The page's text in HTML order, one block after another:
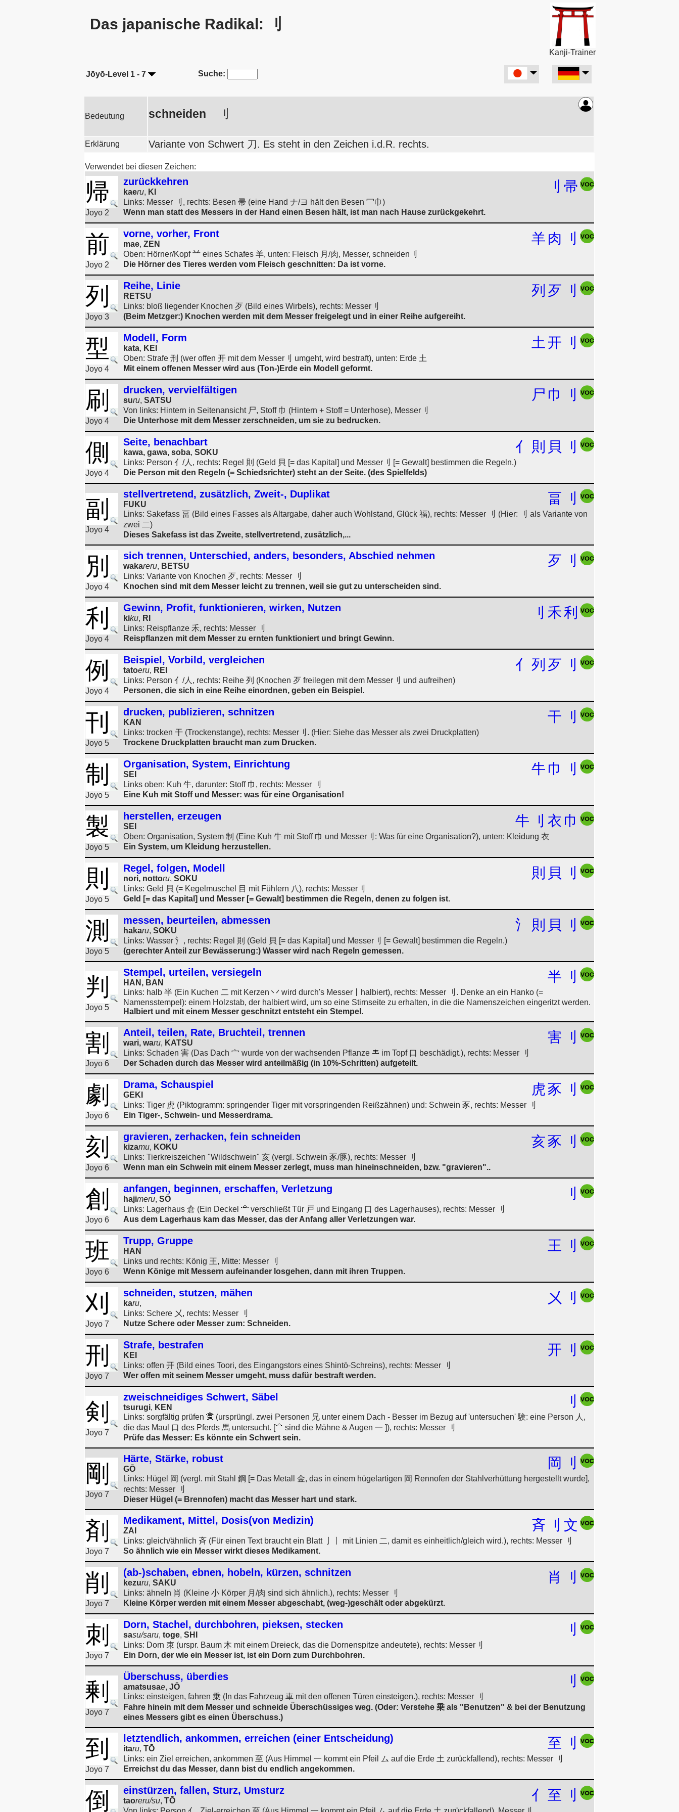
Das japanische Radikal: 刂
Kanji-Trainer
Jōyō-Level 1 - 7 Suche:
Bedeutung schneiden 刂
Erklärung Variante von Schwert 刀. Es steht in den Zeichen i.d.R. rechts.
Verwendet bei diesen Zeichen:
帰
Joyo 2
zurückkehren
kaeru, KI 刂 帚
Links: Messer 刂, rechts: Besen 帚 (eine Hand ナ/ヨ hält den Besen 冖巾)
Wenn man statt des Messers in der Hand einen Besen hält, ist man nach Hause zurückgekehrt.
前
Joyo 2
vorne, vorher, Front
mae, ZEN 羊 肉 刂
Oben: Hörner/Kopf 䒑 eines Schafes 羊, unten: Fleisch 月/肉, Messer, schneiden刂
Die Hörner des Tieres werden vom Fleisch geschnitten: Da ist vorne.
列
Joyo 3
Reihe, Linie
RETSU 列 歹 刂
Links: bloß liegender Knochen 歹 (Bild eines Wirbels), rechts: Messer刂
(Beim Metzger:) Knochen werden mit dem Messer freigelegt und in einer Reihe aufgereiht.
型
Joyo 4
Modell, Form
kata, KEI 土 开 刂
Oben: Strafe 刑 (wer offen 开 mit dem Messer刂 umgeht, wird bestraft), unten: Erde 土
Mit einem offenen Messer wird aus (Ton-)Erde ein Modell geformt.
刷
Joyo 4
drucken, vervielfältigen
suru, SATSU 尸 巾 刂
Von links: Hintern in Seitenansicht 尸, Stoff 巾 (Hintern + Stoff = Unterhose), Messer刂
Die Unterhose mit dem Messer zerschneiden, um sie zu bedrucken.
側
Joyo 4
Seite, benachbart
kawa, gawa, soba, SOKU 亻 則 貝 刂
Links: Person 亻/人, rechts: Regel 則 (Geld 貝 [= das Kapital] und Messer刂 [= Gewalt] bestimmen die Regeln.)
Die Person mit den Regeln (= Schiedsrichter) steht an der Seite. (des Spielfelds)
副
Joyo 4
stellvertretend, zusätzlich, Zweit-, Duplikat
FUKU 畐 刂
Links: Sakefass 畐 (Bild eines Fasses als Altargabe, daher auch Wohlstand, Glück 福), rechts: Messer 刂 (Hier: 刂 als Variante von
zwei 二)
Dieses Sakefass ist das Zweite, stellvertretend, zusätzlich,...
別
Joyo 4
sich trennen, Unterschied, anders, besonders, Abschied nehmen
wakareru, BETSU 歹 刂
Links: Variante von Knochen 歹, rechts: Messer 刂
Knochen sind mit dem Messer leicht zu trennen, weil sie gut zu unterscheiden sind.
利
Joyo 4
Gewinn, Profit, funktionieren, wirken, Nutzen
kiku, RI 刂 禾利
Links: Reispflanze 禾, rechts: Messer 刂
Reispflanzen mit dem Messer zu ernten funktioniert und bringt Gewinn.
例
Joyo 4
Beispiel, Vorbild, vergleichen
tatoeru, REI 亻 列 歹 刂
Links: Person 亻/人, rechts: Reihe 列 (Knochen 歹 freilegen mit dem Messer刂 und aufreihen)
Personen, die sich in eine Reihe einordnen, geben ein Beispiel.
刊
Joyo 5
drucken, publizieren, schnitzen
KAN 干 刂
Links: trocken 干 (Trockenstange), rechts: Messer刂. (Hier: Siehe das Messer als zwei Druckplatten)
Trockene Druckplatten braucht man zum Drucken.
制
Joyo 5
Organisation, System, Einrichtung
SEI 牛 巾 刂
Links oben: Kuh 牛, darunter: Stoff 巾, rechts: Messer 刂
Eine Kuh mit Stoff und Messer: was für eine Organisation!
製
Joyo 5
herstellen, erzeugen
SEI 牛 刂 衣 巾
Oben: Organisation, System 制 (Eine Kuh 牛 mit Stoff 巾 und Messer刂: Was für eine Organisation?), unten: Kleidung 衣
Ein System, um Kleidung herzustellen.
則
Joyo 5
Regel, folgen, Modell
nori, nottoru, SOKU 則 貝 刂
Links: Geld 貝 (= Kegelmuschel 目 mit Fühlern 八), rechts: Messer刂
Geld [= das Kapital] und Messer [= Gewalt] bestimmen die Regeln, denen zu folgen ist.
測
Joyo 5
messen, beurteilen, abmessen
hakaru, SOKU 氵 則 貝 刂
Links: Wasser 氵, rechts: Regel 則 (Geld 貝 [= das Kapital] und Messer刂 [= Gewalt] bestimmen die Regeln.)
(gerechter Anteil zur Bewässerung:) Wasser wird nach Regeln gemessen.
判
Joyo 5
Stempel, urteilen, versiegeln
HAN, BAN 半 刂
Links: halb 半 (Ein Kuchen 二 mit Kerzen 丷 wird durch's Messer丨halbiert), rechts: Messer 刂. Denke an ein Hanko (=
Namensstempel): einem Holzstab, der halbiert wird, um so eine Stirnseite zu erhalten, in die die Namenszeichen eingeritzt werden.
Halbiert und mit einem Messer geschnitzt entsteht ein Stempel.
割
Joyo 6
Anteil, teilen, Rate, Bruchteil, trennen
wari, waru, KATSU 害 刂
Links: Schaden 害 (Das Dach 宀 wurde von der wachsenden Pflanze
im Topf 口 beschädigt.), rechts: Messer 刂
Der Schaden durch das Messer wird anteilmäßig (in 10%-Schritten) aufgeteilt.
劇
Joyo 6
Drama, Schauspiel
GEKI 虎豕 刂
Links: Tiger 虎 (Piktogramm: springender Tiger mit vorspringenden Reißzähnen) und: Schwein 豕, rechts: Messer 刂
Ein Tiger-, Schwein- und Messerdrama.
刻
Joyo 6
gravieren, zerhacken, fein schneiden
kizamu, KOKU 亥豕 刂
Links: Tierkreiszeichen "Wildschwein" 亥 (vergl. Schwein 豕/豚), rechts: Messer 刂
Wenn man ein Schwein mit einem Messer zerlegt, muss man hineinschneiden, bzw. "gravieren"..
創
Joyo 6
anfangen, beginnen, erschaffen, Verletzung
hajimeru, SŌ 刂
Links: Lagerhaus 倉 (Ein Deckel
verschließt Tür 戸 und Eingang 口 des Lagerhauses), rechts: Messer 刂
Aus dem Lagerhaus kam das Messer, das der Anfang aller Verletzungen war.
班
Joyo 6
Trupp, Gruppe
HAN 王 刂
Links und rechts: König 王, Mitte: Messer 刂
Wenn Könige mit Messern aufeinander losgehen, dann mit ihren Truppen.
刈
Joyo 7
schneiden, stutzen, mähen
karu, 㐅 刂
Links: Schere 㐅, rechts: Messer 刂
Nutze Schere oder Messer zum: Schneiden.
刑
Joyo 7
Strafe, bestrafen
KEI 开 刂
Links: offen 开 (Bild eines Toori, des Eingangstors eines Shintō-Schreins), rechts: Messer 刂
Wer offen mit seinem Messer umgeht, muss dafür bestraft werden.
剣
Joyo 7
zweischneidiges Schwert, Säbel
tsurugi, KEN 刂
Links: sorgfältig prüfen
(ursprüngl. zwei Personen 兄 unter einem Dach - Besser im Bezug auf 'untersuchen' 験: eine Person 人,
die das Maul 口 des Pferds 馬 untersucht. [
sind die Mähne & Augen 一 ]), rechts: Messer 刂
Prüfe das Messer: Es könnte ein Schwert sein.
剛
Joyo 7
Härte, Stärke, robust
GŌ 岡 刂
Links: Hügel 岡 (vergl. mit Stahl 鋼 [= Das Metall 金, das in einem hügelartigen 岡 Rennofen der Stahlverhüttung hergestellt wurde],
rechts: Messer 刂
Dieser Hügel (= Brennofen) macht das Messer hart und stark.
剤
Joyo 7
Medikament, Mittel, Dosis(von Medizin)
ZAI 斉 刂 文
Links: gleich/ähnlich 斉 (Für einen Text braucht ein Blatt 亅丨 mit Linien 二, damit es einheitlich/gleich wird.), rechts: Messer 刂
So ähnlich wie ein Messer wirkt dieses Medikament.
削
Joyo 7
(ab-)schaben, ebnen, hobeln, kürzen, schnitzen
kezuru, SAKU 肖 刂
Links: ähneln 肖 (Kleine 小 Körper 月/肉 sind sich ähnlich.), rechts: Messer 刂
Kleine Körper werden mit einem Messer abgeschabt, (weg-)geschält oder abgekürzt.
刺
Joyo 7
Dorn, Stachel, durchbohren, pieksen, stecken
sasu/saru, toge, SHI 刂
Links: Dorn 朿 (urspr. Baum 木 mit einem Dreieck, das die Dornenspitze andeutete), rechts: Messer刂
Ein Dorn, der wie ein Messer ist, ist ein Dorn zum Durchbohren.
剰
Joyo 7
Überschuss, überdies
amatsusae, JŌ 刂
Links: einsteigen, fahren 乗 (In das Fahrzeug 車 mit den offenen Türen einsteigen.), rechts: Messer 刂
Fahre hinein mit dem Messer und schneide Überschüssiges weg. (Oder: Verstehe 乗 als "Benutzen" & bei der Benutzung
eines Messers gibt es einen Überschuss.)
到
Joyo 7
letztendlich, ankommen, erreichen (einer Entscheidung)
itaru, TŌ 至 刂
Links: ein Ziel erreichen, ankommen 至 (Aus Himmel 一 kommt ein Pfeil ム auf die Erde 土 zurückfallend), rechts: Messer 刂
Erreichst du das Messer, dann bist du endlich angekommen.
倒 einstürzen, fallen, Sturz, Umsturz
taoreru/su, TŌ 亻 至 刂